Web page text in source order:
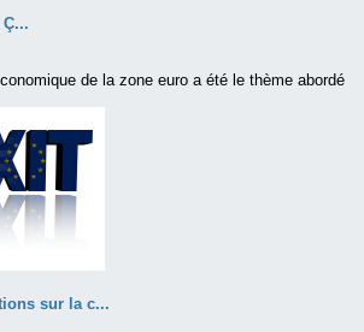
de la zone euro a été le thème abordé
sur la c...